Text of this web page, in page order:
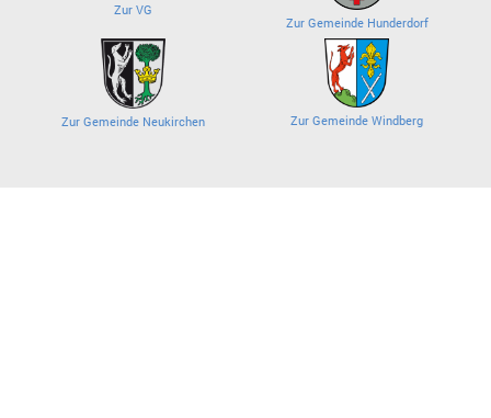
Zur VG
Zur Gemeinde Hunderdorf
Zur Gemeinde Neukirchen Zur Gemeinde Windberg